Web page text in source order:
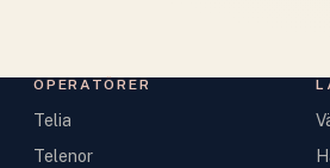
OPERATÖRER
Telia
Telenor